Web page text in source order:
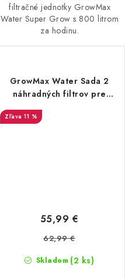
filtračné jednotky GrowMax
Water Super Grow s 800 litrom
za hodinu.
GrowMax Water Sada 2
náhradných filtrov pre
Garden Grow 480 L/H
11 %
Skladom (2 ks)
55,99 €
62,99 €